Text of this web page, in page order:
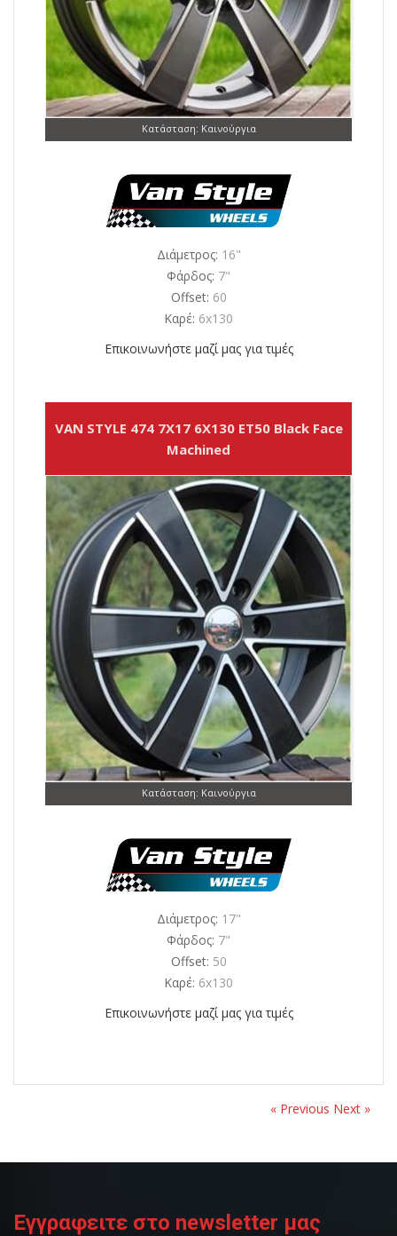
Κατάσταση: Καινούργια
Διάμετρος: 16"
Φάρδος: 7"
Offset: 60
Καρέ: 6x130
Επικοινωνήστε μαζί μας για τιμές
VAN STYLE 474 7X17 6X130 ET50 Black Face
Machined
Κατάσταση: Καινούργια
Διάμετρος: 17"
Φάρδος: 7"
Offset: 50
Καρέ: 6x130
Επικοινωνήστε μαζί μας για τιμές
« Previous Next »
Εγγραφειτε στο newsletter μας